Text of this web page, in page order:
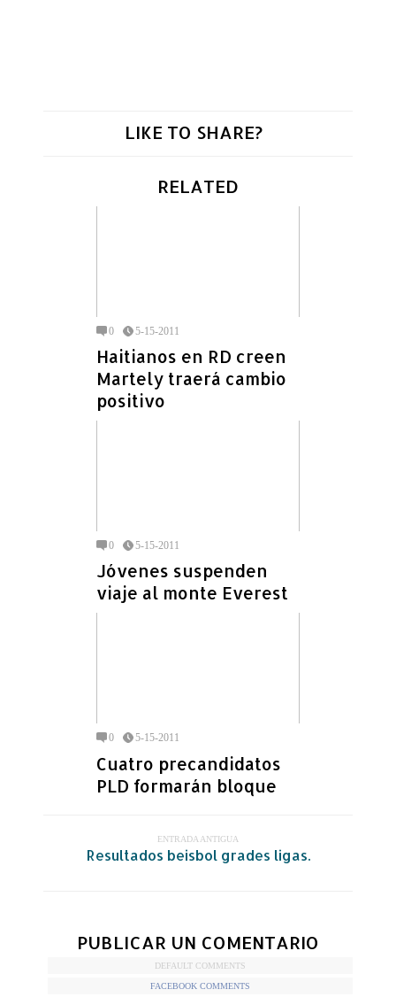
LIKE TO SHARE?
RELATED
0 5-15-2011
Haitianos en RD creen
Martely traerá cambio
positivo
0 5-15-2011
Jóvenes suspenden
viaje al monte Everest
0 5-15-2011
Cuatro precandidatos
PLD formarán bloque
ENTRADA ANTIGUA
Resultados beisbol grades ligas.
PUBLICAR UN COMENTARIO
DEFAULT COMMENTS
FACEBOOK COMMENTS